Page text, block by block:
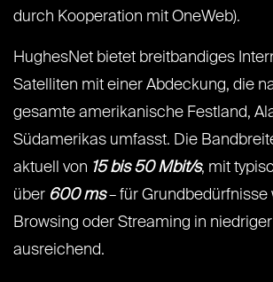
durch Kooperation mit OneWeb).
HughesNet bietet breitbandiges
Satelliten mit einer Abdeckung, die
gesamte amerikanische Festland,
Südamerikas umfasst. Die
aktuell von 15 bis 50 Mbit/s, mit
über 600 ms– für Grundbedürfnisse
Browsing oder Streaming in
ausreichend.